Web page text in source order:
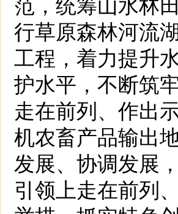
行草原森林河流
工程，着力提升
护水平，不断筑
走在前列、作出
机农畜产品输出
发展、协调发展
引领上走在前列